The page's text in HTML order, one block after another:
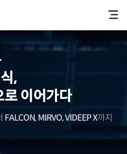
,
로 이어가다
FALCON, MIRVO, VIDEEP X까지